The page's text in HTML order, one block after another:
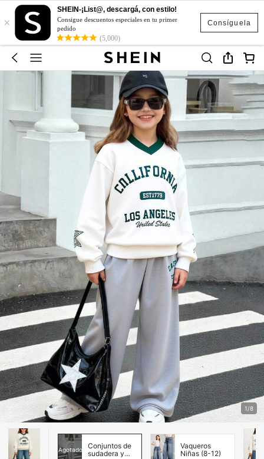
Consíguela
×
SHEIN-¡List@, descargá, con estilo!
Consigue descuentos especiales en tu primer
pedido
(5,000)
1/8
Agotado
Conjuntos de
sudadera y
Vaqueros
Niñas (8-12)